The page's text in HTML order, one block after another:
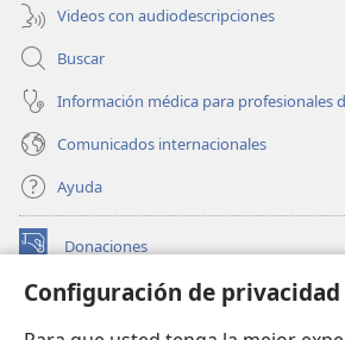
Configuración de privacidad
Videos con audiodescripciones
Buscar
Información médica para profesionales
Comunicados internacionales
Ayuda
Donaciones
(abre
nueva BIBLIOTECA EN LÍNEA Watchtower™